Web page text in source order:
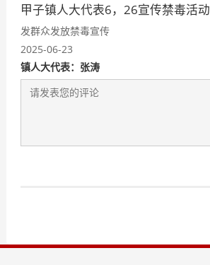
甲子镇人大代表6，26宣传禁毒活动
发群众发放禁毒宣传
2025-06-23
镇人大代表：张涛